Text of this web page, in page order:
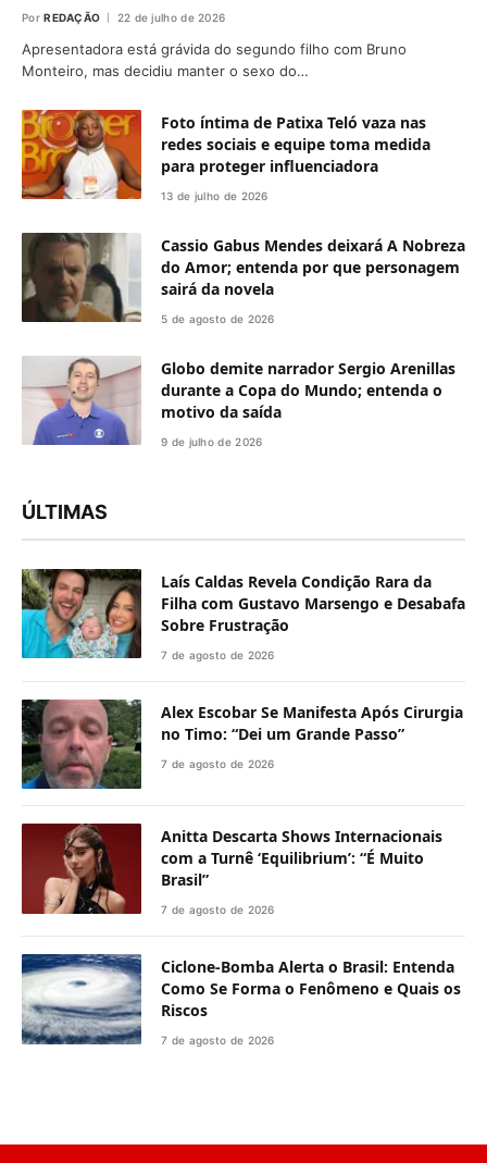
Por REDAÇÃO 22 de julho de 2026
Apresentadora está grávida do segundo filho com Bruno
Monteiro, mas decidiu manter o sexo do…
Foto íntima de Patixa Teló vaza nas
redes sociais e equipe toma medida
para proteger influenciadora
13 de julho de 2026
Cassio Gabus Mendes deixará A Nobreza
do Amor; entenda por que personagem
sairá da novela
5 de agosto de 2026
Globo demite narrador Sergio Arenillas
durante a Copa do Mundo; entenda o
motivo da saída
9 de julho de 2026
ÚLTIMAS
Laís Caldas Revela Condição Rara da
Filha com Gustavo Marsengo e Desabafa
Sobre Frustração
7 de agosto de 2026
Alex Escobar Se Manifesta Após Cirurgia
no Timo: “Dei um Grande Passo”
7 de agosto de 2026
Anitta Descarta Shows Internacionais
com a Turnê ‘Equilibrium’: “É Muito
Brasil”
7 de agosto de 2026
Ciclone-Bomba Alerta o Brasil: Entenda
Como Se Forma o Fenômeno e Quais os
Riscos
7 de agosto de 2026